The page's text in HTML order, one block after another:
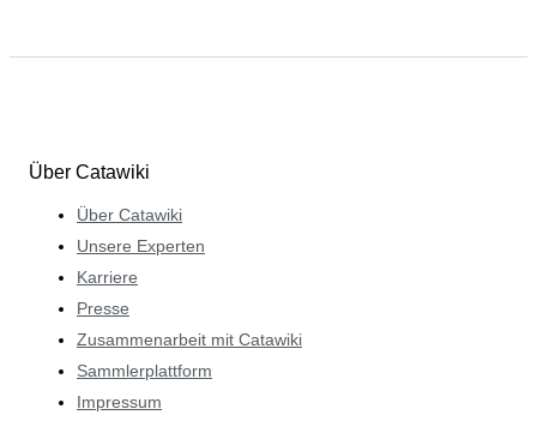
Über Catawiki
Über Catawiki
Unsere Experten
Karriere
Presse
Zusammenarbeit mit Catawiki
Sammlerplattform
Impressum